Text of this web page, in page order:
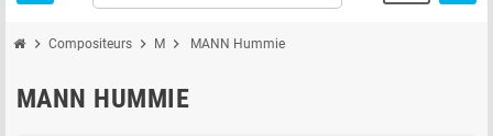
chevron_right Compositeurs chevron_right M chevron_right MANN Hummie
MANN HUMMIE